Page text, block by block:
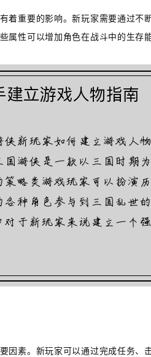
着重要的影响。新玩家需要通过不
属性可以增加角色在战斗中的生存
因素。新玩家可以通过完成任务、